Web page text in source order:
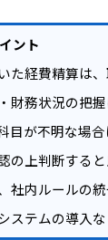
ント
た経費精算は
財務状況の把
目が不明な場
の上判断する
社内ルールの
ステムの導入